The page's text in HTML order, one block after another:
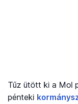
Tűz ütött ki a Mol
pénteki